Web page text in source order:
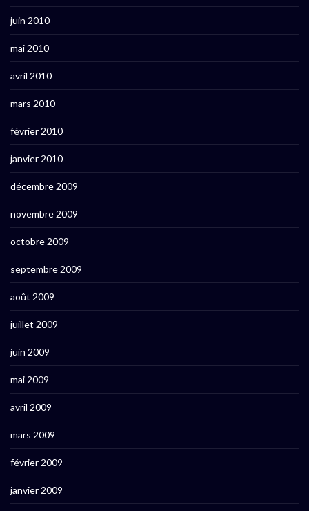
juin 2010
mai 2010
avril 2010
mars 2010
février 2010
janvier 2010
décembre 2009
novembre 2009
octobre 2009
septembre 2009
août 2009
juillet 2009
juin 2009
mai 2009
avril 2009
mars 2009
février 2009
janvier 2009